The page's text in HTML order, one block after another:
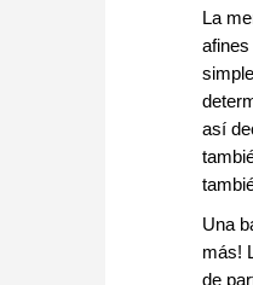
La
así
Una
más!
de